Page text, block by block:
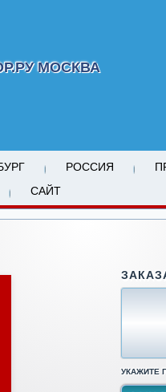
МОСКВА
РОССИЯ
САЙТ
УКАЖИТЕ